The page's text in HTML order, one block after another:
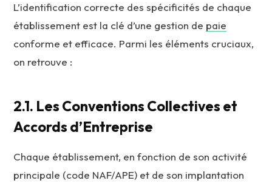
L’identification correcte des spécificités de chaque
établissement est la clé d’une gestion de paie
conforme et efficace. Parmi les éléments cruciaux,
on retrouve :
2.1. Les Conventions Collectives et
Accords d’Entreprise
Chaque établissement, en fonction de son activité
principale (code NAF/APE) et de son implantation